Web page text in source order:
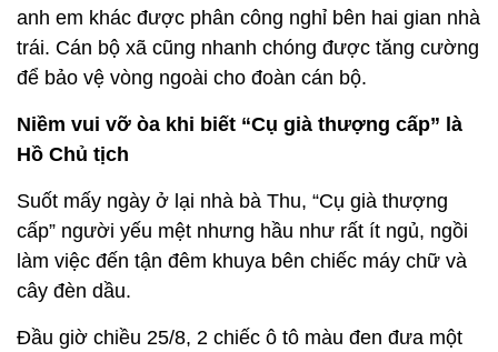
anh em khác được phân công nghỉ bên hai gian nhà
trái. Cán bộ xã cũng nhanh chóng được tăng cường
để bảo vệ vòng ngoài cho đoàn cán bộ.
Niềm vui vỡ òa khi biết “Cụ già thượng cấp” là
Hồ Chủ tịch
Suốt mấy ngày ở lại nhà bà Thu, “Cụ già thượng
cấp” người yếu mệt nhưng hầu như rất ít ngủ, ngồi
làm việc đến tận đêm khuya bên chiếc máy chữ và
cây đèn dầu.
Đầu giờ chiều 25/8, 2 chiếc ô tô màu đen đưa một